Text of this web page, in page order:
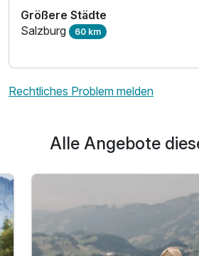
Größere Städte
Salzburg 60 km
Rechtliches Problem melden
Alle Angebote